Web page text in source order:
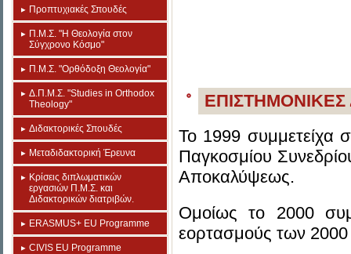
Προπτυχιακές Σπουδές
Π.Μ.Σ. "Η Θεολογία στον
Σύγχρονο Κόσμο"
Π.Μ.Σ. "Ορθόδοξη Θεολογία"
Δ.Π.Μ.Σ. "Studies in Orthodox
Theology"
Διδακτορικές Σπουδές
Μεταδιδακτορική Έρευνα
Κρίσεις διπλωματικών
εργασιών Π.Μ.Σ. και
Διδακτορικών διατριβών.
ERASMUS+ EU Programme
CIVIS EU Programme
Το 1999 συμμετείχα
Παγκοσμίου
Αποκαλύψεως.
Ομοίως το 2000
εορτασμούς των 2000